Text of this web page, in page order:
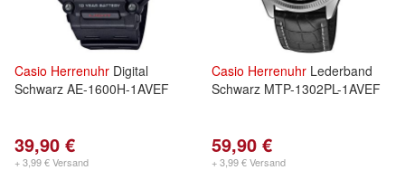
Casio Herrenuhr Digital
Schwarz AE-1600H-1AVEF
39,90 €
+ 3,99 € Versand
Casio Herrenuhr Lederband
Schwarz MTP-1302PL-1AVEF
59,90 €
+ 3,99 € Versand